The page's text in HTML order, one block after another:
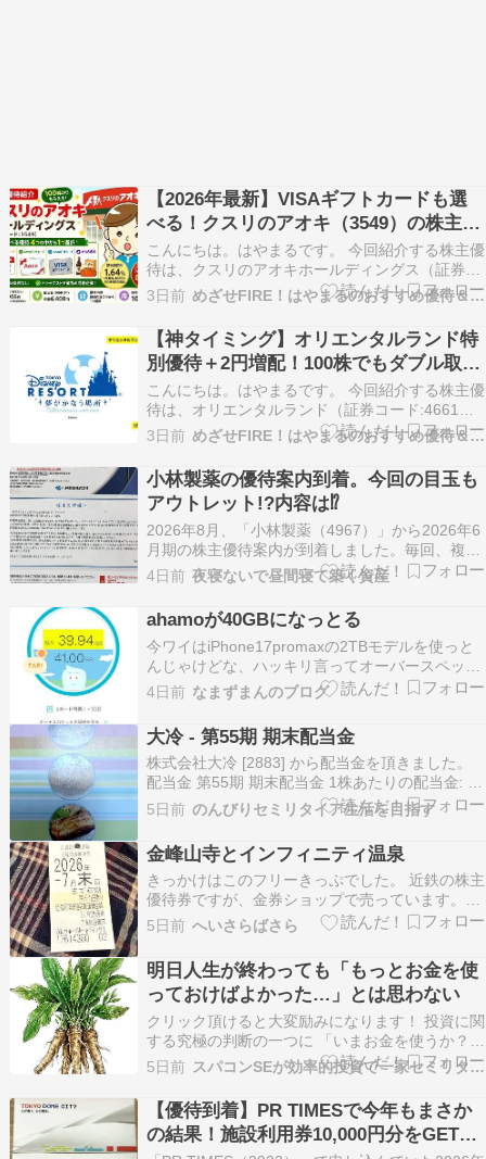
【2026年最新】VISAギフトカードも選
べる！クスリのアオキ（3549）の株主優
待を解説
こんにちは。はやまるです。 今回紹介する株主優
待は、クスリのアオキホールディングス（証券コ
ード:3549）です。 クスリのアオキホールディン
グスとは？ クスリのアオキホールディングスは、
医薬品や化粧品を中心に、日用雑貨や食品などを
取り扱うドラッグストア事業を展開する企業で
す。 …
3日前 めざせFIRE！はやまるのおすすめ優待＆高配当株
【神タイミング】オリエンタルランド特
別優待＋2円増配！100株でもダブル取り
可能
こんにちは。はやまるです。 今回紹介する株主優
待は、オリエンタルランド（証券コード:4661）
です。 オリエンタルランドとは？ オリエンタル
ランドは、千葉県浦安市に本社を置くエンターテ
インメント企業で、東京ディズニーランドや東京
ディズニーシーを運営しています。 1983年に東
京…
3日前 めざせFIRE！はやまるのおすすめ優待＆高配当株
小林製薬の優待案内到着。今回の目玉も
アウトレット!?内容は⁉
2026年8月、「小林製薬（4967）」から2026年6
月期の株主優待案内が到着しました。毎回、複数
のコースから選べる仕様になっています。 いつも
ワクワクします 株主優待内容 【権利月：6月末・
12月末】 小林製薬の優待内容は、毎年6月末と12
月末時点で100株以上保有している…
4日前 夜寝ないで昼間寝て築く資産
ahamoが40GBになっとる
今ワイはiPhone17promaxの2TBモデルを使っと
んじゃけどな、ハッキリ言ってオーバースペック
もいいところ。今の定価が354,800円じゃから
な、一昔前の高級パソコンくらいの値段よ。ま
あ、俺としてみれば、投資関係を含めて、すべて
の情報をここにまとめとるからな、財布なんか
よ…
4日前 なまずまんのブログ
大冷 - 第55期 期末配当金
株式会社大冷 [2883] から配当金を頂きました。
配当金 第55期 期末配当金 1株あたりの配当金: 60
円 支払い確定日: 6月17日 6月27日時点の株価は
1,975円なので、配当利回りは3.03%となりま
す。 骨なし魚事業が主要事業です。9月末時点で
単元株(100…
5日前 のんびりセミリタイア生活を目指す
金峰山寺とインフィニティ温泉
きっかけはこのフリーきっぷでした。 近鉄の株主
優待券ですが、金券ショップで売っています。全
線、どこまでも乗れるというもの（元はかかるけ
ど、かなり割安に）伊勢か湯の山の温泉に行こう
とゲットしていましたが、食中毒になって仕事に
皺寄せがでて体調不良やなんやかやでチャンスを
失っていまし…
5日前 へいさらばさら
明日人生が終わっても「もっとお金を使
っておけばよかった…」とは思わない
クリック頂けると大変励みになります！ 投資に関
する究極の判断の一つに 「いまお金を使うか？将
来もっと大きなお金を手にするか？」 というもの
があります。 投資に『時間』を掛けることによっ
てお金を大きく増やすことができます。 しかし、
若ければ若いほどに消費におけるお金の効用は大
きく、…
5日前 スパコンSEが効率的投資で一家セミリタイアするブログ
【優待到着】PR TIMESで今年もまさか
の結果！施設利用券10,000円分をGETし